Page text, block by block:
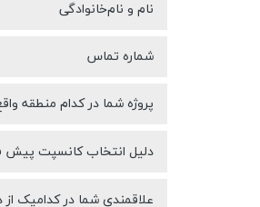
نام و نام‌خانوادگی
شماره تماس
پروژه شما در کدام منطقه
دلیل انتخاب کانسپت
علاقمندی شما در کدامیک